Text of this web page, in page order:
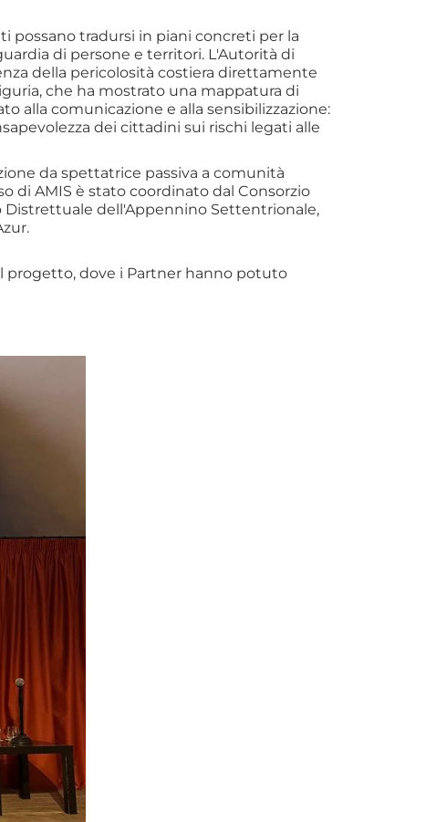
possano tradursi in piani concreti per la
di persone e territori. L'Autorità di
della pericolosità costiera direttamente
che ha mostrato una mappatura di
alla comunicazione e alla sensibilizzazione:
dei cittadini sui rischi legati alle
da spettatrice passiva a comunità
di AMIS è stato coordinato dal Consorzio
Distrettuale dell'Appennino Settentrionale,
progetto, dove i Partner hanno potuto